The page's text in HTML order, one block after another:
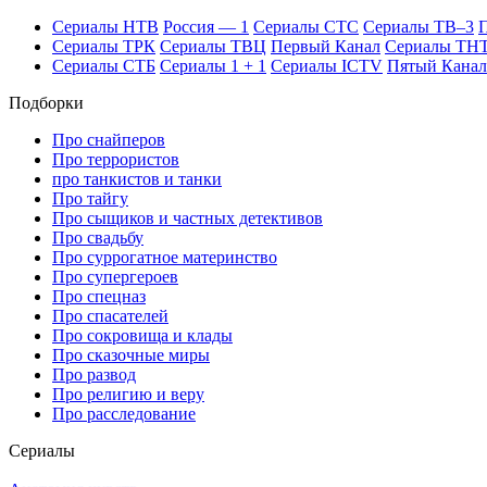
Се­риа­лы НТВ Рос­сия — 1 Се­риа­лы СТС Се­риа­лы ТВ–3
Се­риа­лы ТРК Се­риа­лы ТВЦ Пер­вый Ка­нал Се­риа­лы
Се­риа­лы СТБ Се­риа­лы 1 + 1 Се­риа­лы ICTV Пя­тый Ка­нал
Подборки
Про снайперов
Про террористов
про танкистов и танки
Про тайгу
Про сыщиков и частных детективов
Про свадьбу
Про суррогатное материнство
Про супергероев
Про спецназ
Про спасателей
Про сокровища и клады
Про сказочные миры
Про развод
Про религию и веру
Про расследование
Се­риа­лы